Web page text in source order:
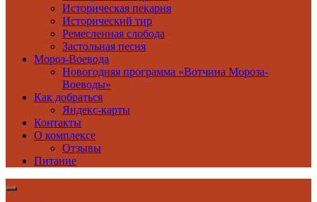
Историческая пекарня
Исторический тир
Ремесленная слобода
Застольная песня
Мороз-Воевода
Новогодняя программа «Вотчина Мороза-
Воеводы»
Как добраться
Яндекс-карты
Контакты
О комплексе
Отзывы
Питание